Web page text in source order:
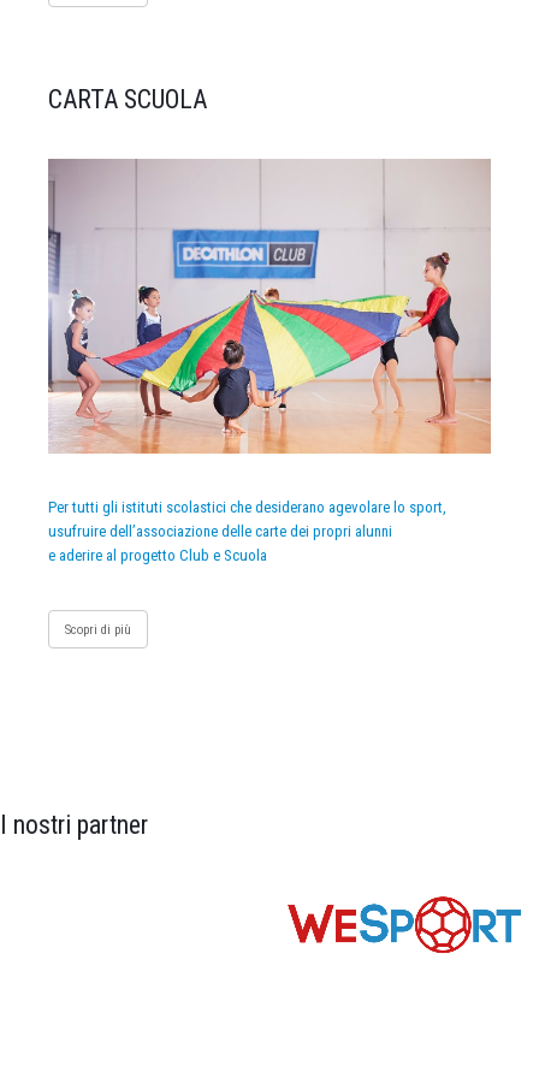
CARTA SCUOLA
Per tutti gli istituti scolastici che desiderano agevolare lo sport,
usufruire dell’associazione delle carte dei propri alunni
e aderire al progetto Club e Scuola
Scopri di più
I nostri partner